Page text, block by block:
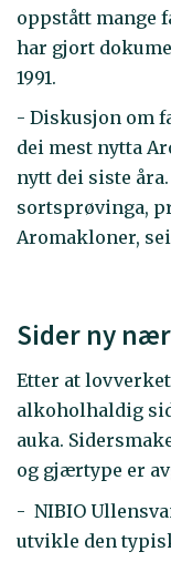
oppstått mange
har gjort
1991.
- Diskusjon om
dei mest nytta
nytt dei siste
sortsprøvinga,
Aromakloner,
Sider ny
Etter at
alkoholhaldig
auka.
og gjærtype er
- NIBIO
utvikle den